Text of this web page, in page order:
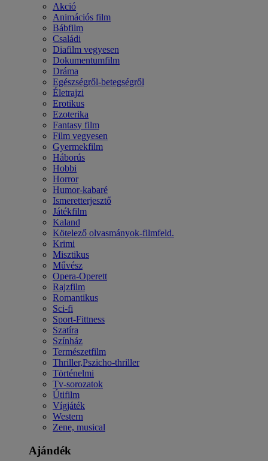
Akció
Animációs film
Bábfilm
Családi
Diafilm vegyesen
Dokumentumfilm
Dráma
Egészségről-betegségről
Életrajzi
Erotikus
Ezoterika
Fantasy film
Film vegyesen
Gyermekfilm
Háborús
Hobbi
Horror
Humor-kabaré
Ismeretterjesztő
Játékfilm
Kaland
Kötelező olvasmányok-filmfeld.
Krimi
Misztikus
Művész
Opera-Operett
Rajzfilm
Romantikus
Sci-fi
Sport-Fittness
Szatíra
Színház
Természetfilm
Thriller,Pszicho-thriller
Történelmi
Tv-sorozatok
Útifilm
Vígjáték
Western
Zene, musical
Ajándék